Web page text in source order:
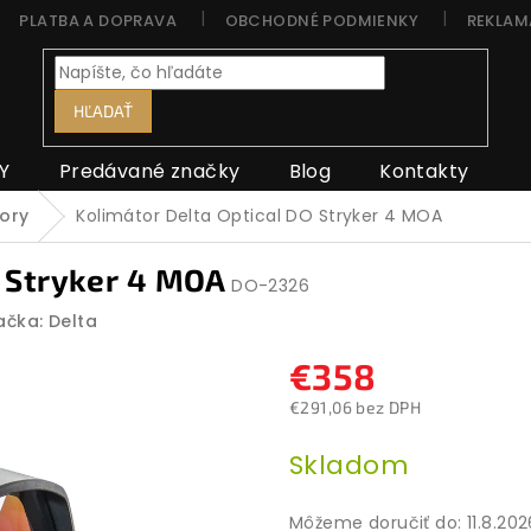
PLATBA A DOPRAVA OBCHODNÉ PODMIENKY
HĽADAŤ
Predávané značky Blog Kontakty
Kolimátor Delta Optical DO Stryker 4 MOA
4 MOA DO-2326
Delta
€358
€291,06 bez DPH
cena:
Skladom
Môžeme doručiť do: